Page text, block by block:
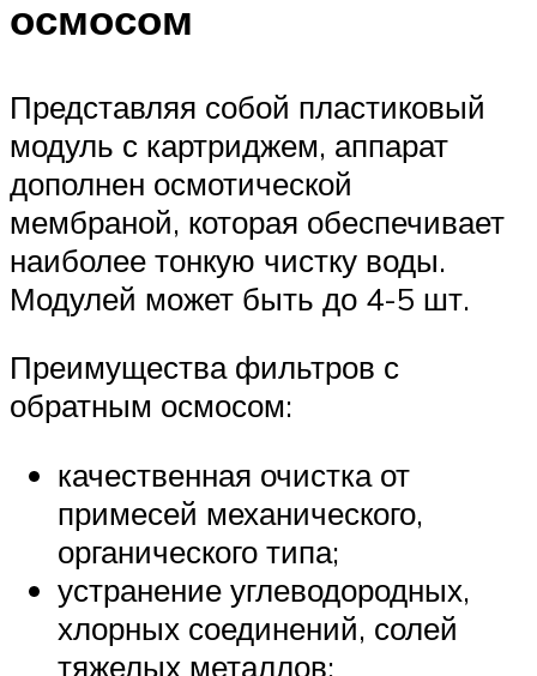
осмосом
Представляя собой пластиковый
модуль с картриджем, аппарат
дополнен осмотической
мембраной, которая обеспечивает
наиболее тонкую чистку воды.
Модулей может быть до 4-5 шт.
Преимущества фильтров с
обратным осмосом:
качественная очистка от
примесей механического,
органического типа;
устранение углеводородных,
хлорных соединений, солей
тяжелых металлов;